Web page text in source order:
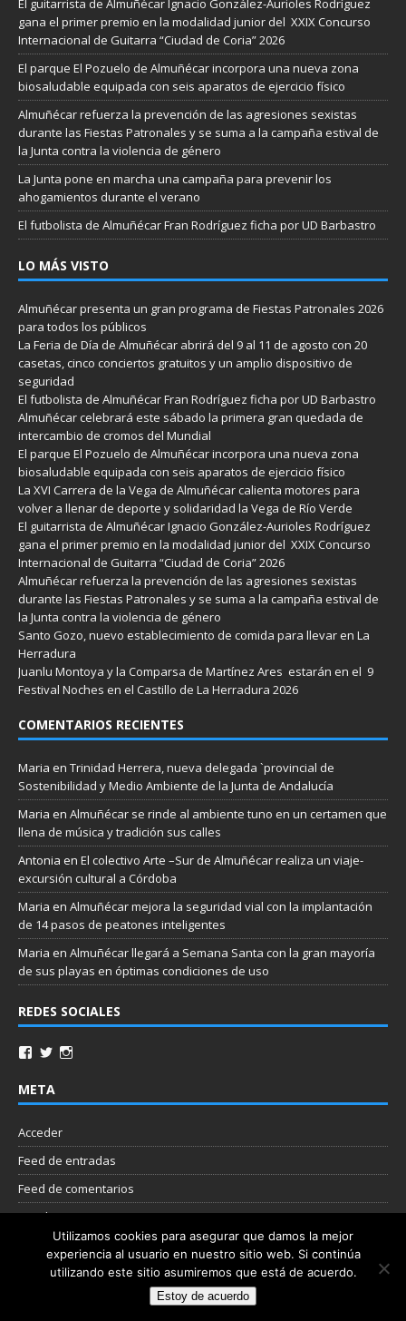
El guitarrista de Almuñécar Ignacio González-Aurioles Rodríguez
gana el primer premio en la modalidad junior del XXIX Concurso
Internacional de Guitarra “Ciudad de Coria” 2026
El parque El Pozuelo de Almuñécar incorpora una nueva zona
biosaludable equipada con seis aparatos de ejercicio físico
Almuñécar refuerza la prevención de las agresiones sexistas
durante las Fiestas Patronales y se suma a la campaña estival de
la Junta contra la violencia de género
La Junta pone en marcha una campaña para prevenir los
ahogamientos durante el verano
El futbolista de Almuñécar Fran Rodríguez ficha por UD Barbastro
LO MÁS VISTO
Almuñécar presenta un gran programa de Fiestas Patronales 2026
para todos los públicos
La Feria de Día de Almuñécar abrirá del 9 al 11 de agosto con 20
casetas, cinco conciertos gratuitos y un amplio dispositivo de
seguridad
El futbolista de Almuñécar Fran Rodríguez ficha por UD Barbastro
Almuñécar celebrará este sábado la primera gran quedada de
intercambio de cromos del Mundial
El parque El Pozuelo de Almuñécar incorpora una nueva zona
biosaludable equipada con seis aparatos de ejercicio físico
La XVI Carrera de la Vega de Almuñécar calienta motores para
volver a llenar de deporte y solidaridad la Vega de Río Verde
El guitarrista de Almuñécar Ignacio González-Aurioles Rodríguez
gana el primer premio en la modalidad junior del XXIX Concurso
Internacional de Guitarra “Ciudad de Coria” 2026
Almuñécar refuerza la prevención de las agresiones sexistas
durante las Fiestas Patronales y se suma a la campaña estival de
la Junta contra la violencia de género
Santo Gozo, nuevo establecimiento de comida para llevar en La
Herradura
Juanlu Montoya y la Comparsa de Martínez Ares estarán en el 9
Festival Noches en el Castillo de La Herradura 2026
COMENTARIOS RECIENTES
Maria en Trinidad Herrera, nueva delegada `provincial de
Sostenibilidad y Medio Ambiente de la Junta de Andalucía
Maria en Almuñécar se rinde al ambiente tuno en un certamen que
llena de música y tradición sus calles
Antonia en El colectivo Arte –Sur de Almuñécar realiza un viaje-
excursión cultural a Córdoba
Maria en Almuñécar mejora la seguridad vial con la implantación
de 14 pasos de peatones inteligentes
Maria en Almuñécar llegará a Semana Santa con la gran mayoría
de sus playas en óptimas condiciones de uso
REDES SOCIALES
META
Acceder
Feed de entradas
Feed de comentarios
WordPress.org
Nube de etiquetas
Copyright © 2026 | Plantilla WordPress por
Utilizamos cookies para asegurar que damos la mejor
experiencia al usuario en nuestro sitio web. Si continúa
utilizando este sitio asumiremos que está de acuerdo.
Estoy de acuerdo